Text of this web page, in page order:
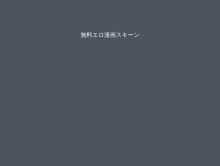
無料エロ漫画スキーン